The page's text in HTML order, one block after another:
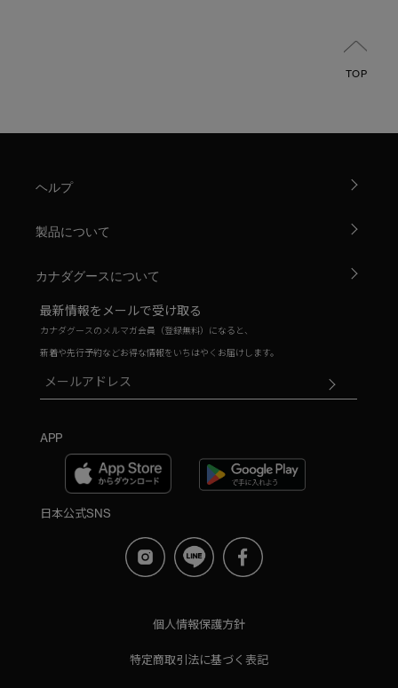
TOP
ヘルプ
製品について
カナダグースについて
最新情報をメールで受け取る
カナダグースのメルマガ会員（登録無料）になると、
新着や先行予約などお得な情報をいちはやくお届けします。
APP
日本公式SNS
個人情報保護方針
特定商取引法に基づく表記